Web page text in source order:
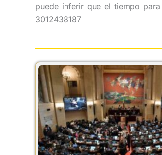
puede inferir que el tiempo
3012438187